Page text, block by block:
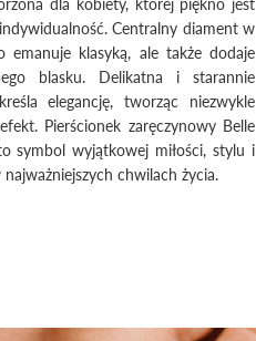
Centralny diament w
emanuje klasyką, ale także dodaje
blasku. Delikatna i starannie
elegancję, tworząc niezwykle
Pierścionek zaręczynowy Belle
symbol wyjątkowej miłości, stylu i
chwilach życia.